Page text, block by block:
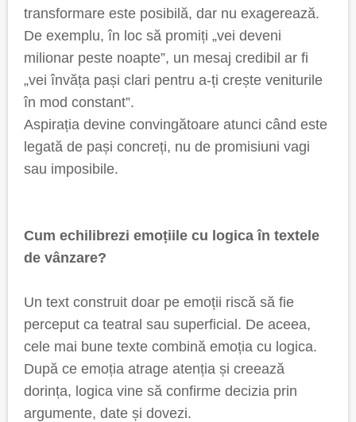
transformare este posibilă, dar nu exagerează.
De exemplu, în loc să promiți „vei deveni
milionar peste noapte”, un mesaj credibil ar fi
„vei învăța pași clari pentru a-ți crește veniturile
în mod constant”.
Aspirația devine convingătoare atunci când este
legată de pași concreți, nu de promisiuni vagi
sau imposibile.
Cum echilibrezi emoțiile cu logica în textele
de vânzare?
Un text construit doar pe emoții riscă să fie
perceput ca teatral sau superficial. De aceea,
cele mai bune texte combină emoția cu logica.
După ce emoția atrage atenția și creează
dorința, logica vine să confirme decizia prin
argumente, date și dovezi.